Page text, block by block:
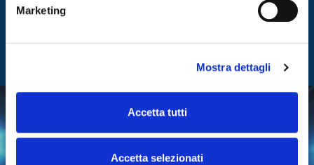
Marketing
Mostra dettagli
Accetta tutti
Accetta selezionati
MORE